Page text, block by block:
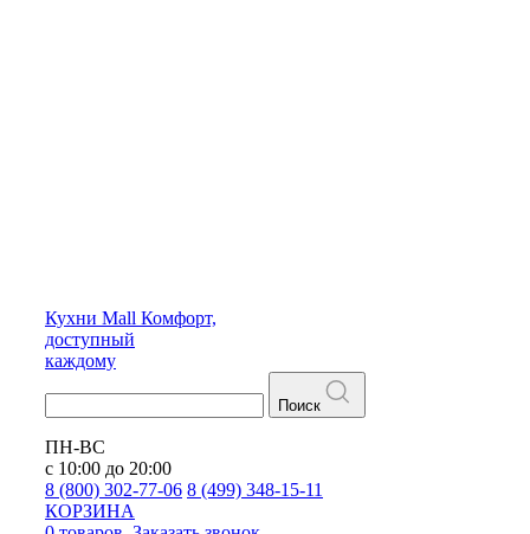
Кухни Mall Комфорт,
доступный
каждому
Поиск
ПН-ВС
с 10:00 до 20:00
8 (800) 302-77-06 8 (499) 348-15-11
КОРЗИНА